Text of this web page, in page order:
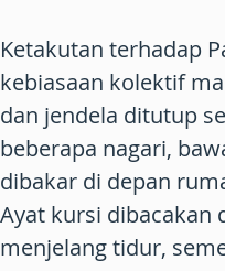
Ketakutan terhadap
kebiasaan kolektif
dan jendela ditutup
beberapa nagari,
dibakar di depan
Ayat kursi dibacakan
menjelang tidur,